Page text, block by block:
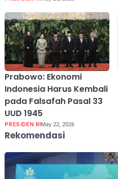
Prabowo: Ekonomi
Indonesia Harus Kembali
pada Falsafah Pasal 33
UUD 1945
PRESIDEN RIMay 22, 2026
Rekomendasi